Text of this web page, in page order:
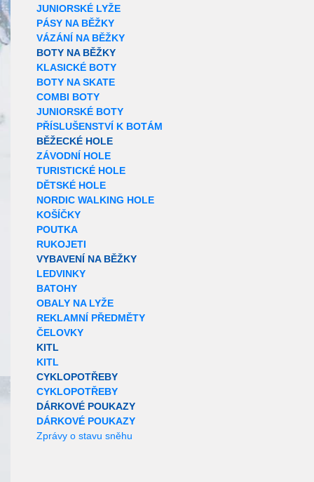
JUNIORSKÉ LYŽE
PÁSY NA BĚŽKY
VÁZÁNÍ NA BĚŽKY
BOTY NA BĚŽKY
KLASICKÉ BOTY
BOTY NA SKATE
COMBI BOTY
JUNIORSKÉ BOTY
PŘÍSLUŠENSTVÍ K BOTÁM
BĚŽECKÉ HOLE
ZÁVODNÍ HOLE
TURISTICKÉ HOLE
DĚTSKÉ HOLE
NORDIC WALKING HOLE
KOŠÍČKY
POUTKA
RUKOJETI
VYBAVENÍ NA BĚŽKY
LEDVINKY
BATOHY
OBALY NA LYŽE
REKLAMNÍ PŘEDMĚTY
ČELOVKY
KITL
KITL
CYKLOPOTŘEBY
CYKLOPOTŘEBY
DÁRKOVÉ POUKAZY
DÁRKOVÉ POUKAZY
Zprávy o stavu sněhu